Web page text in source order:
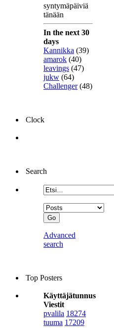
syntymäpäiviä
tänään
In the next 30
days
Kannikka (39)
amarok (40)
leavings (47)
jukw (64)
Challenger (48)
Clock
Search
Advanced
search
Top Posters
Käyttäjätunnus
Viestit
pvalila 18274
tuuma 17209